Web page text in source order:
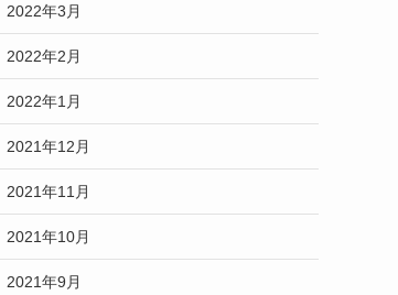
2022年3月
2022年2月
2022年1月
2021年12月
2021年11月
2021年10月
2021年9月